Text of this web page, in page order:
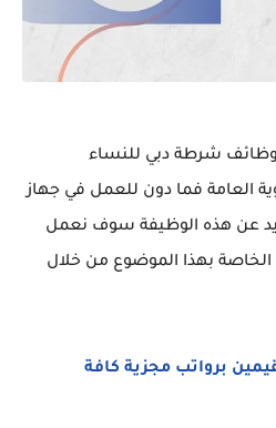
شرطة دبي للنساء
العامة فما دون للعمل في جهاز
عن هذه الوظيفة سوف نعمل
بهذا الموضوع من خلال
برواتب مجزية كافة